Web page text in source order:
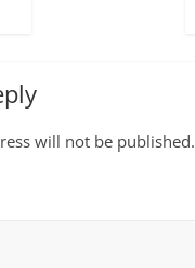
will not be published.